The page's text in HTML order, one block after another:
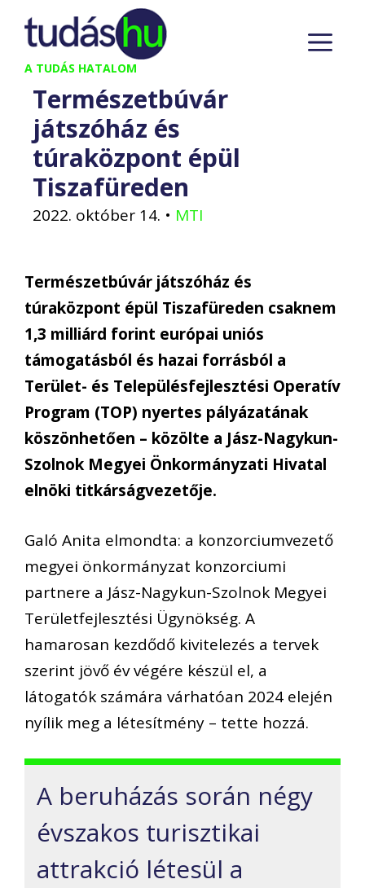
Kilépés
tartalomba
A TUDÁS HATALOM
Természetbúvár
játszóház és
túraközpont épül
Tiszafüreden
2022. október 14. • MTI
Természetbúvár játszóház és
túraközpont épül Tiszafüreden csaknem
1,3 milliárd forint európai uniós
támogatásból és hazai forrásból a
Terület- és Településfejlesztési Operatív
Program (TOP) nyertes pályázatának
köszönhetően – közölte a Jász-Nagykun-
Szolnok Megyei Önkormányzati Hivatal
elnöki titkárságvezetője.
Galó Anita elmondta: a konzorciumvezető
megyei önkormányzat konzorciumi
partnere a Jász-Nagykun-Szolnok Megyei
Területfejlesztési Ügynökség. A
hamarosan kezdődő kivitelezés a tervek
szerint jövő év végére készül el, a
látogatók számára várhatóan 2024 elején
nyílik meg a létesítmény – tette hozzá.
A beruházás során négy
évszakos turisztikai
attrakció létesül a